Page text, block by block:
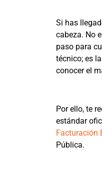
Si has
cabeza. No
paso para
técnico; es
conocer el
Por ello, te
estándar
Facturación
Pública.